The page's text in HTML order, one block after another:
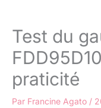
Test du
praticité
Par Francine Agato /